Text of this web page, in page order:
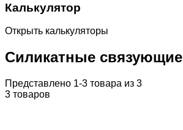
Калькулятор
Открыть калькуляторы
Cиликатные связующие
Представлено 1-3 товара из 3
3 товаров